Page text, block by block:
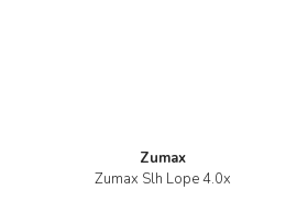
Zumax
Zumax Slh Lope 4.0x